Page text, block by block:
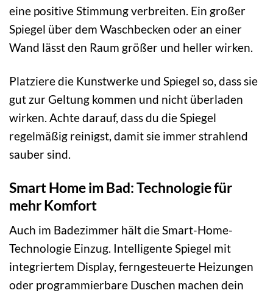
eine positive Stimmung verbreiten. Ein großer
Spiegel über dem Waschbecken oder an einer
Wand lässt den Raum größer und heller wirken.
Platziere die Kunstwerke und Spiegel so, dass sie
gut zur Geltung kommen und nicht überladen
wirken. Achte darauf, dass du die Spiegel
regelmäßig reinigst, damit sie immer strahlend
sauber sind.
Smart Home im Bad: Technologie für
mehr Komfort
Auch im Badezimmer hält die Smart-Home-
Technologie Einzug. Intelligente Spiegel mit
integriertem Display, ferngesteuerte Heizungen
oder programmierbare Duschen machen dein